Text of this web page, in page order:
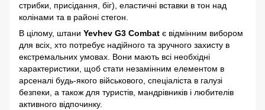
стрибки, присідання, біг), еластичні вставки в тон над
колінами та в районі стегон.
В цілому, штани Yevhev G3 Combat є відмінним вибором
для всіх, хто потребує надійного та зручного захисту в
екстремальних умовах. Вони мають всі необхідні
характеристики, щоб стати незамінним елементом в
арсеналі будь-якого військового, спеціаліста в галузі
безпеки, а також для туристів, мандрівників і любителів
активного відпочинку.